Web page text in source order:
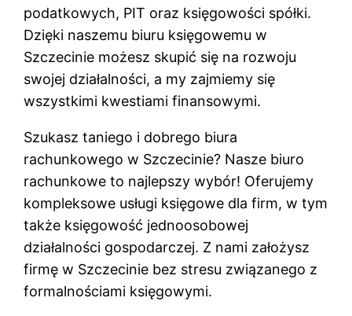
podatkowych, PIT oraz księgowości spółki.
Dzięki naszemu biuru księgowemu w
Szczecinie możesz skupić się na rozwoju
swojej działalności, a my zajmiemy się
wszystkimi kwestiami finansowymi.
Szukasz taniego i dobrego biura
rachunkowego w Szczecinie? Nasze biuro
rachunkowe to najlepszy wybór! Oferujemy
kompleksowe usługi księgowe dla firm, w tym
także księgowość jednoosobowej
działalności gospodarczej. Z nami założysz
firmę w Szczecinie bez stresu związanego z
formalnościami księgowymi.